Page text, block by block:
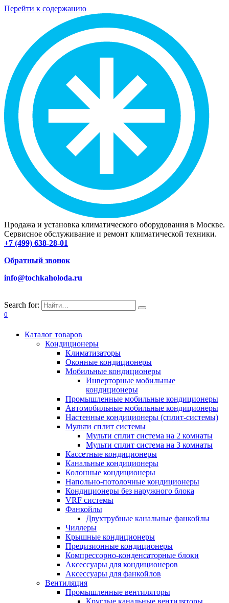
Перейти к содержанию
Продажа и установка климатического оборудования в Москве.
Сервисное обслуживание и ремонт климатической техники.
+7 (499) 638-28-01
Обратный звонок
info@tochkaholoda.ru
Search for:
0
Каталог товаров
Кондиционеры
Климатизаторы
Оконные кондиционеры
Мобильные кондиционеры
Инверторные мобильные
кондиционеры
Промышленные мобильные кондиционеры
Автомобильные мобильные кондиционеры
Настенные кондиционеры (сплит-системы)
Мульти сплит системы
Мульти сплит система на 2 комнаты
Мульти сплит система на 3 комнаты
Кассетные кондиционеры
Канальные кондиционеры
Колонные кондиционеры
Напольно-потолочные кондиционеры
Кондиционеры без наружного блока
VRF системы
Фанкойлы
Двухтрубные канальные фанкойлы
Чиллеры
Крышные кондиционеры
Прецизионные кондиционеры
Компрессорно-конденсаторные блоки
Аксессуары для кондиционеров
Аксессуары для фанкойлов
Вентиляция
Промышленные вентиляторы